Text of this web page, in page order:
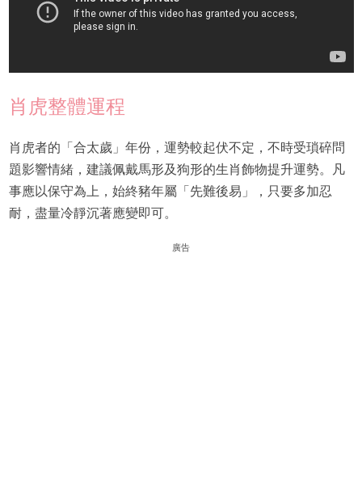
肖虎整體運程
肖虎者的「合太歲」年份，運勢較起伏不定，不時受瑣碎問
題影響情緒，建議佩戴馬形及狗形的生肖飾物提升運勢。凡
事應以保守為上，始終豬年屬「先難後易」，只要多加忍
耐，盡量冷靜沉著應變即可。
廣告